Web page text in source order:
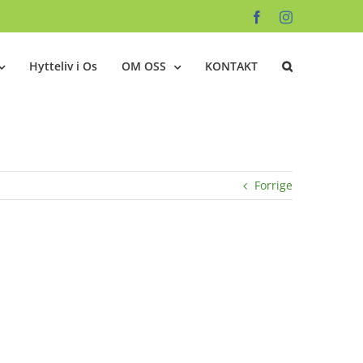
FacebookInstagram
Hytteliv i Os OM OSS KONTAKT
Forrige